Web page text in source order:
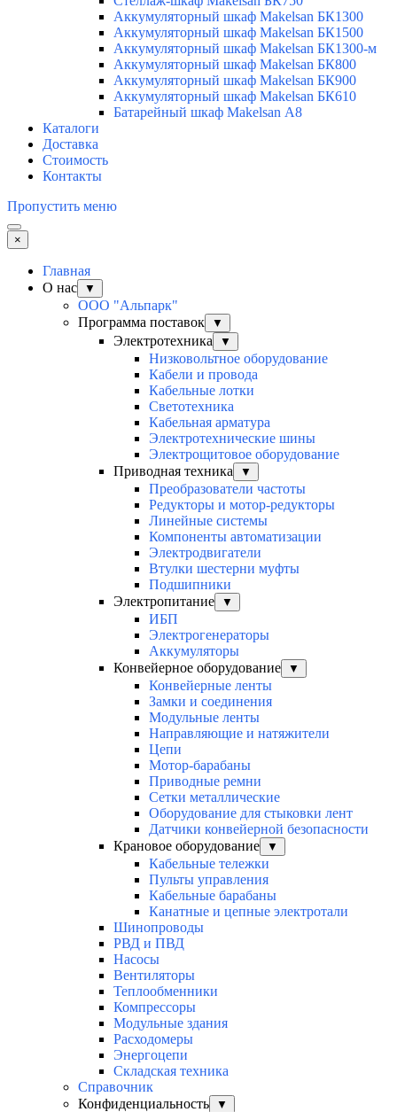
Аккумуляторный шкаф Makelsan БК1300
Аккумуляторный шкаф Makelsan БК1500
Аккумуляторный шкаф Makelsan БК1300-м
Аккумуляторный шкаф Makelsan БК800
Аккумуляторный шкаф Makelsan БК900
Аккумуляторный шкаф Makelsan БК610
Батарейный шкаф Makelsan А8
Каталоги
Доставка
Стоимость
Контакты
Пропустить меню
×
Главная
О нас
▼
ООО "Альпарк"
Программа поставок
▼
Электротехника ▼
Низковольтное оборудование
Кабели и провода
Кабельные лотки
Светотехника
Кабельная арматура
Электротехнические шины
Электрощитовое оборудование
Приводная техника
▼
Преобразователи частоты
Редукторы и мотор-редукторы
Линейные системы
Компоненты автоматизации
Электродвигатели
Втулки шестерни муфты
Подшипники
Электропитание
▼
ИБП
Электрогенераторы
Аккумуляторы
Конвейерное оборудование
▼
Конвейерные ленты
Замки и соединения
Модульные ленты
Направляющие и натяжители
Цепи
Мотор-барабаны
Приводные ремни
Сетки металлические
Оборудование для стыковки лент
Датчики конвейерной безопасности
Крановое оборудование
▼
Кабельные тележки
Пульты управления
Кабельные барабаны
Канатные и цепные электротали
Шинопроводы
РВД и ПВД
Насосы
Вентиляторы
Теплообменники
Компрессоры
Модульные здания
Расходомеры
Энергоцепи
Складская техника
Справочник
Конфиденциальность
▼